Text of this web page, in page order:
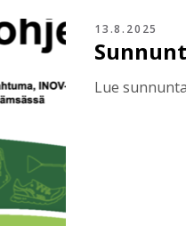
13.8.2025
Lue